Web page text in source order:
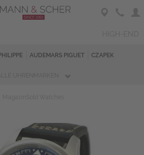
AUDEMARS PIGUET CZAPEK